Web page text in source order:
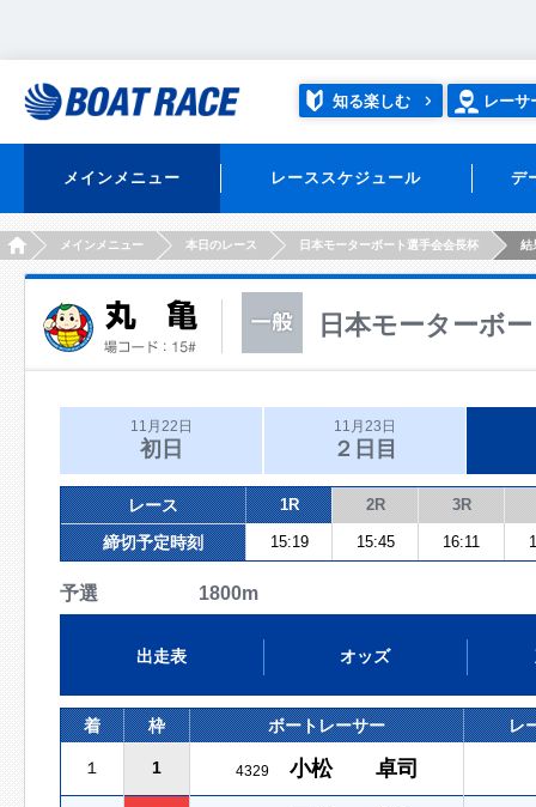
知る楽しむ レーサ
メインメニュー レーススケジュール デ
HOMEメインメニュー 本日のレース 日本モーターボート選手会会長杯 結
日本モーターボ
11月22日
初日
11月23日
２日目
レース 1R 2R 3R
締切予定時刻 15:19 15:45 16:11
予選 1800m
出走表 オッズ
着 枠 ボートレーサー レ
１ 1 4329 小松 卓司